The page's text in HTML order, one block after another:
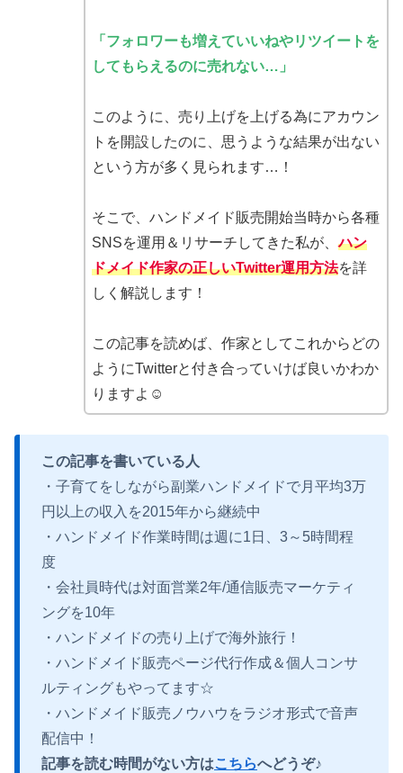
「フォロワーも増えていいねやリツイートを
してもらえるのに売れない…」
このように、売り上げを上げる為にアカウン
トを開設したのに、思うような結果が出ない
という方が多く見られます…！
そこで、ハンドメイド販売開始当時から各種
SNSを運用＆リサーチしてきた私が、ハン
ドメイド作家の正しいTwitter運用方法を詳
しく解説します！
この記事を読めば、作家としてこれからどの
ようにTwitterと付き合っていけば良いかわか
りますよ☺
この記事を書いている人
・子育てをしながら副業ハンドメイドで月平均3万
円以上の収入を2015年から継続中
・ハンドメイド作業時間は週に1日、3～5時間程
度
・会社員時代は対面営業2年/通信販売マーケティ
ングを10年
・ハンドメイドの売り上げで海外旅行！
・ハンドメイド販売ページ代行作成＆個人コンサ
ルティングもやってます☆
・ハンドメイド販売ノウハウをラジオ形式で音声
配信中！
記事を読む時間がない方はこちらへどうぞ♪